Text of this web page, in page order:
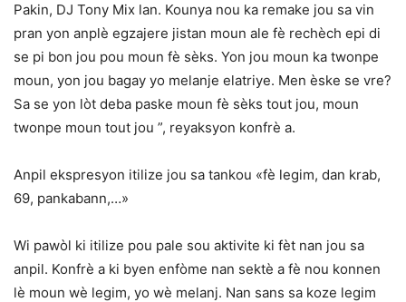
Pakin, DJ Tony Mix lan. Kounya nou ka remake jou sa vin
pran yon anplè egzajere jistan moun ale fè rechèch epi di
se pi bon jou pou moun fè sèks. Yon jou moun ka twonpe
moun, yon jou bagay yo melanje elatriye. Men èske se vre?
Sa se yon lòt deba paske moun fè sèks tout jou, moun
twonpe moun tout jou ”, reyaksyon konfrè a.
Anpil ekspresyon itilize jou sa tankou «fè legim, dan krab,
69, pankabann,…»
Wi pawòl ki itilize pou pale sou aktivite ki fèt nan jou sa
anpil. Konfrè a ki byen enfòme nan sektè a fè nou konnen
lè moun wè legim, yo wè melanj. Nan sans sa koze legim